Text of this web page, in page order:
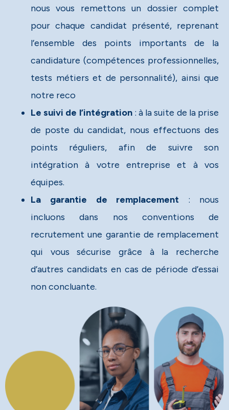
nous vous remettons un dossier complet
pour chaque candidat présenté, reprenant
l’ensemble des points importants de la
candidature (compétences professionnelles,
tests métiers et de personnalité), ainsi que
notre reco
Le suivi de l’intégration: à la suite de la prise
de poste du candidat, nous effectuons des
points réguliers, afin de suivre son
intégration à votre entreprise et à vos
équipes.​
La garantie de remplacement : nous
incluons dans nos conventions de
recrutement une garantie de remplacement
qui vous sécurise grâce à la recherche
d’autres candidats en cas de période d’essai
non concluante.​